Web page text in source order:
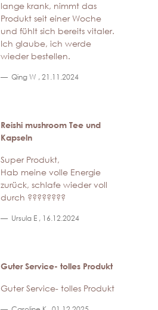
lange krank, nimmt das
Produkt seit einer Woche
und fühlt sich bereits vitaler.
Ich glaube, ich werde
wieder bestellen.
Qing W , 21.11.2024
Reishi mushroom Tee und
Kapseln
Super Produkt,
Hab meine volle Energie
zurück, schlafe wieder voll
durch ????????
Ursula E , 16.12.2024
Guter Service- tolles Produkt
Guter Service- tolles Produkt